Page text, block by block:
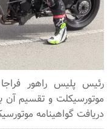
رئیس پلیس راهور فراجا
دریافت گواهینامه موتورسیکلت از ۱۸ به ۱۶